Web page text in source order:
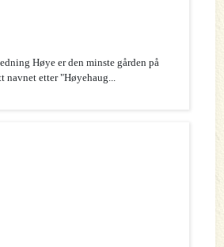
Høye er den minste gården på
navnet etter "Høyehaug...